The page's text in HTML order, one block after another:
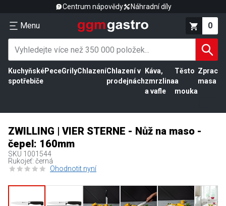
Centrum nápovědy Náhradní díly
Menu 0
Kuchyňské
spotřebiče
PeceGrilyChlazeníChlazení v
prodejnách
Káva,
zmrzlina
a vafle
Těsto
a
mouka
masa
ZWILLING | VIER STERNE - Nůž na maso -
čepel: 160mm
SKU 1001544
Rukojeť: černá
Ohodnotit nyní